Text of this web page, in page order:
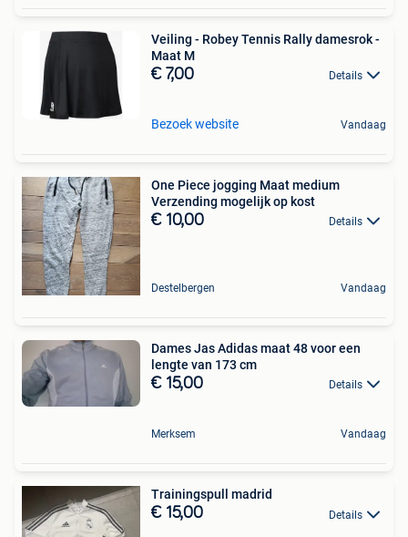
Veiling - Robey Tennis Rally damesrok -
Maat M
€ 7,00 Details
Bezoek website Vandaag
One Piece jogging Maat medium
Verzending mogelijk op kost
€ 10,00 Details
Destelbergen Vandaag
Dames Jas Adidas maat 48 voor een
lengte van 173 cm
€ 15,00 Details
Merksem Vandaag
Trainingspull madrid
€ 15,00 Details